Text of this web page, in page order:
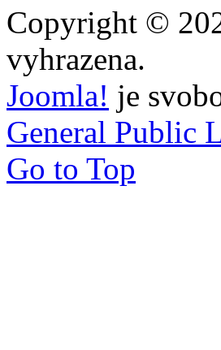
Copyright ©
vyhrazena.
Joomla! je
General Public
Go to Top